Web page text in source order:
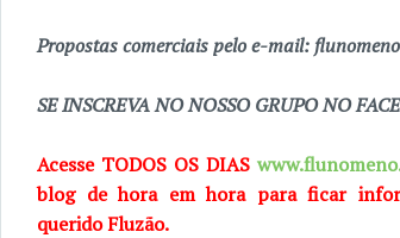
Propostas comerciais pelo e-mail:
SE INSCREVA NO NOSSO GRUPO NO
Acesse TODOS OS DIAS
blog dehora em hora para ficar
queridoFluzão.